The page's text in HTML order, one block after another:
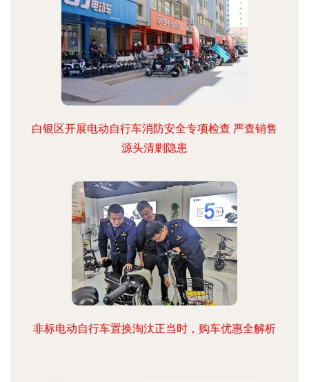
白银区开展电动自行车消防安全专项检查 严查销售
源头清剿隐患
非标电动自行车置换淘汰正当时，购车优惠全解析